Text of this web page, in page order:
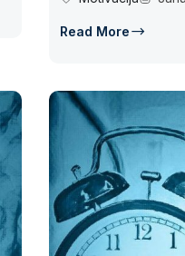
Read More